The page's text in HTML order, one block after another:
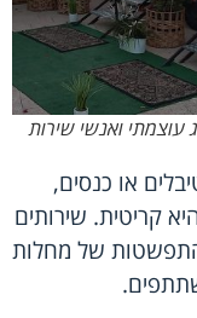
או כנסים,
קריטית. שירותים
התפשטות של מחלות